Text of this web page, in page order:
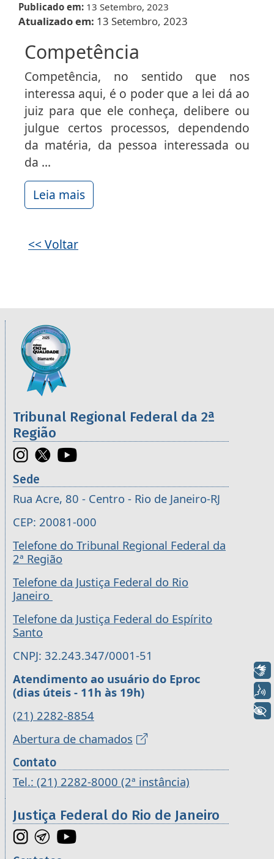
Publicado em 13 Setembro, 2023
Atualizado em 13 Setembro, 2023
Competência
Competência, no sentido que nos
interessa aqui, é o poder que a lei dá ao
juiz para que ele conheça, delibere ou
julgue certos processos, dependendo
da matéria, da pessoa interessada ou
da ...
Leia mais
<< Voltar
Informações úteis sobre os órgãos da 2ª
Imagem
Tribunal Regional Federal da 2ª
Região
Sede
Rua Acre, 80 - Centro - Rio de Janeiro-RJ
CEP: 20081-000
Telefone do Tribunal Regional Federal da
2ª Região
Telefone da Justiça Federal do Rio
Janeiro
Telefone da Justiça Federal do Espírito
Santo
CNPJ: 32.243.347/0001-51
Atendimento ao usuário do Eproc
(dias úteis - 11h às 19h)
(21) 2282-8854
Abertura de chamados
Contato
Tel.: (21) 2282-8000 (2ª instância)
Justiça Federal do Rio de Janeiro